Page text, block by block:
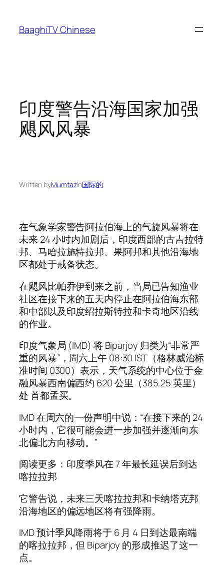
content
BaaghiTV Chinese
印度警告沿海国家加强
飓风风暴
Written byMumtazin国际的
在气象学家警告阿拉伯海上的气旋风暴将在
未来 24 小时内加剧后，印度西部的古吉拉特
邦、马哈拉施特拉邦、果阿邦和其他沿海地
区都处于戒备状态。
在飓风比帕乔伊到来之前，当局已告知渔业
社区在接下来的五天内停止在阿拉伯海东部
和中部以及印度绍拉斯特拉和卡奇地区沿线
的作业。
印度气象局 (IMD) 将 Biparjoy 归类为“非常严
重的风暴”，周六上午 08:30 IST（格林威治标
准时间 0300）表示，天气系统的中心位于金
融风暴西南偏西约 620 公里（385.25 英里）
处 首都孟买。
IMD 在周六的一份声明中说：“在接下来的 24
小时内，它很可能会进一步加强并逐渐向东
北偏北方向移动。”
阅读更多：印度季风在 7 年最长延误后到达
喀拉拉邦
它警告说，未来三天喀拉拉邦和卡纳塔克邦
沿海地区的偏远地区将有强降雨。
IMD 预计季风降雨将于 6 月 4 日到达最南端
的喀拉拉邦，但 Biparjoy 的形成推迟了这一
点。